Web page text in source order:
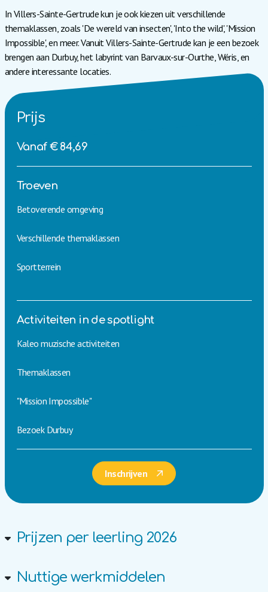
In Villers-Sainte-Gertrude kun je ook kiezen uit verschillende
themaklassen, zoals 'De wereld van insecten', 'Into the wild', 'Mission
Impossible', en meer. Vanuit Villers-Sainte-Gertrude kan je een bezoek
brengen aan Durbuy, het labyrint van Barvaux-sur-Ourthe, Wéris, en
andere interessante locaties.
Prijzen per leerling 2026
Nuttige werkmiddelen
Prijs
Vanaf € 84,69
Troeven
Betoverende omgeving
Verschillende themaklassen
Sportterrein
Activiteiten in de spotlight
Kaleo muzische activiteiten
Themaklassen
"Mission Impossible"
Bezoek Durbuy
Inschrijven